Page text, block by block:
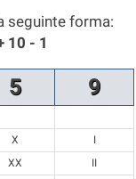
seguinte forma:
10 - 1
5 9
X
I
XX
II